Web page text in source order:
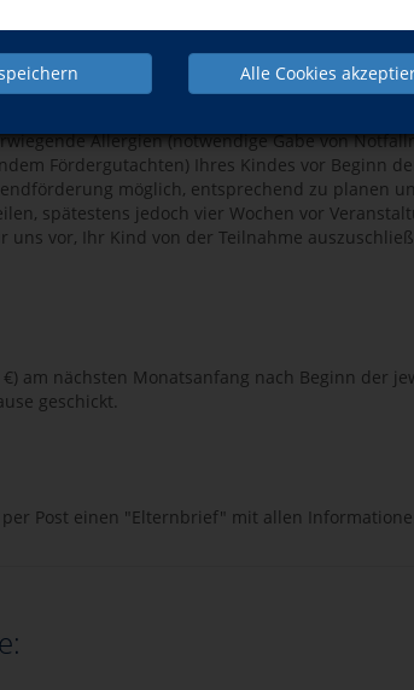
Alle Cookies
20 Uhr online (am Ende dieser Seite) entgegen.
Allergien (notwendige Gabe von
Fördergutachten) Ihres Kindes vor Beginn
möglich, entsprechend zu planen
spätestens jedoch vier Wochen vor
vor, Ihr Kind von der Teilnahme
am nächsten Monatsanfang nach Beginn der
geschickt.
Post einen "Elternbrief" mit allen